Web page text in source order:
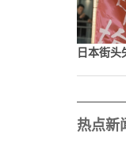
日本街头
热点新